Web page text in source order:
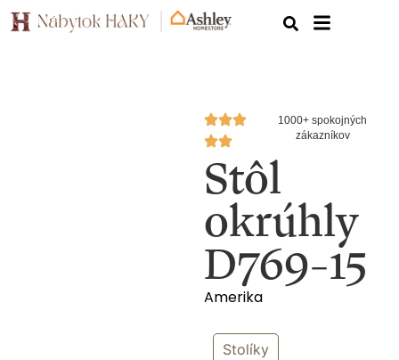
1000+ spokojných
zákazníkov
Stôl
okrúhly
D769-15
Amerika
Stolíky